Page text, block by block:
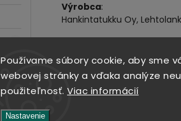
Používame súbory cookie, aby sme
webovej stránky a vďaka analýze
použiteľnosť. Viac informácií
Nastavenie
Výrobca:
Hankintatukku Oy,
SÚVISIACI TOVAR